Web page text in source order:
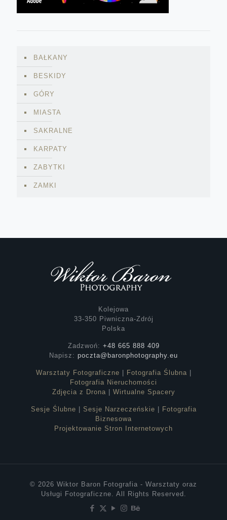
BAŁKANY
BESKIDY
GÓRY
MIASTA
SAKRALNE
KARPATY
ZABYTKI
ZAMKI
Kolejowa
33-350 Piwniczna-Zdrój
Polska
Zadzwoń: +48 665 888 409
Napisz: poczta@baronphotography.eu
Warsztaty Fotograficzne | Fotografia Ślubna |
Fotografia Nieruchomości
Zdjęcia z Drona | Wirtualne Spacery
Sesje Ślubne | Sesje Narzeczeńskie | Fotografia
Biznesowa
Projektowanie Stron Internetowych
© 2026 Wiktor Baron Fotografia - Warsztaty oraz
Usługi Fotograficzne. All Rights Reserved.